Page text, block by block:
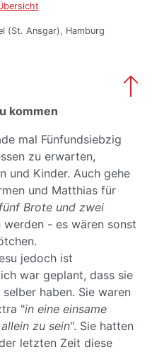
(St. Ansgar), Hamburg
kommen
mal Fünfundsiebzig
zu erwarten,
und Kinder. Auch gehe
und Matthias für
fünf Brote und zwei
werden - es wären sonst
jedoch ist
war geplant, dass sie
haben. Sie waren
"in eine einsame
zu sein". Sie hatten
letzten Zeit diese